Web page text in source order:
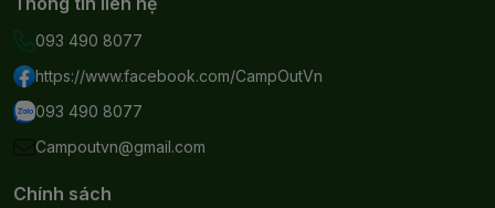
Chiếc bao túi ngủ được thiết kế giúp nén túi ngủ để tiết kiệm
093 490 8077
https://www.facebook.com/CampOutVn
093 490 8077
Campoutvn@gmail.com
Chính sách